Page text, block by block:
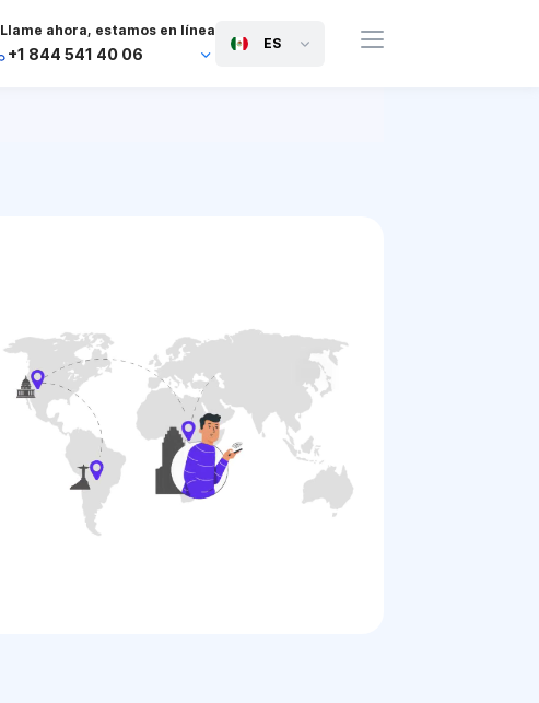
Llame ahora, estamos en línea
+1 844 541 40 06
ES